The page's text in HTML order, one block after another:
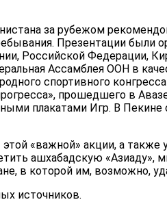
за рубежом
Презентации были
Российской Федерации,
Ассамблея ООН в
спортивного
прошедшего в
плакатами Игр. В
«важной» акции, а
ашхабадскую «Азиаду»,
в которой им, возможно,
источников.